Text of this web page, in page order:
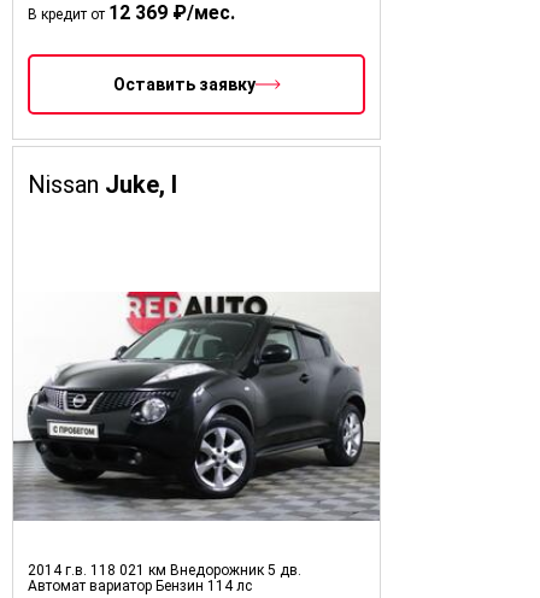
В кредит от 12 369 ₽/мес.
Оставить заявку
Nissan Juke, I
2014 г.в. 118 021 км Внедорожник 5 дв.
Автомат вариатор Бензин 114 лс